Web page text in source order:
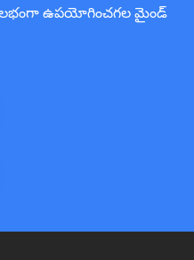
ఉపయోగించగల మైండ్